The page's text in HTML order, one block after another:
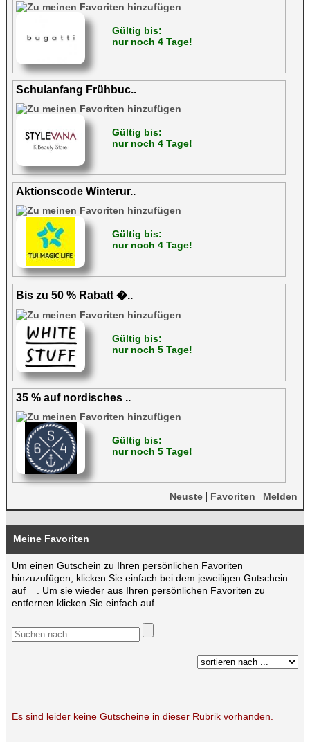
Gültig bis:
nur noch 4 Tage!
Schulanfang Frühbuc..
Gültig bis:
nur noch 4 Tage!
Aktionscode Winterur..
Gültig bis:
nur noch 4 Tage!
Bis zu 50 % Rabatt �..
Gültig bis:
nur noch 5 Tage!
35 % auf nordisches ..
Gültig bis:
nur noch 5 Tage!
Neuste | Favoriten | Melden
Meine Favoriten
Um einen Gutschein zu Ihren persönlichen Favoriten
hinzuzufügen, klicken Sie einfach bei dem jeweiligen Gutschein
auf
. Um sie wieder aus Ihren persönlichen Favoriten zu
entfernen klicken Sie einfach auf
Es sind leider keine Gutscheine in dieser Rubrik vorhanden.